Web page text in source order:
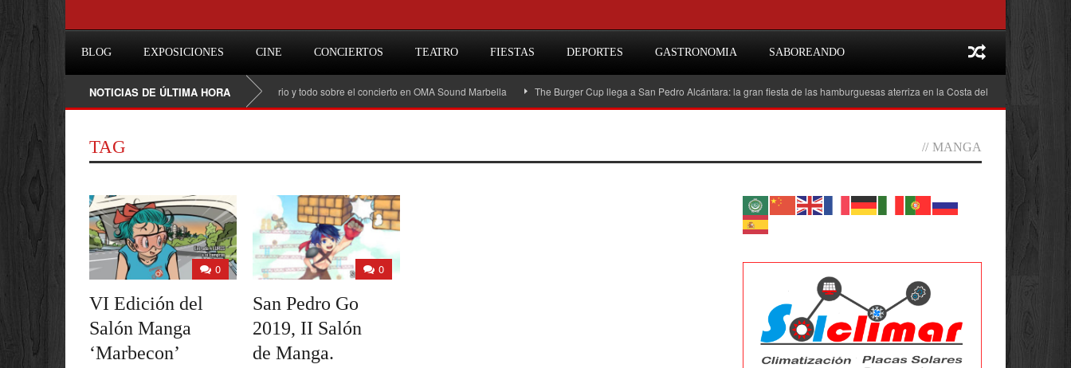
BLOG EXPOSICIONES CINE CONCIERTOS TEATRO FIESTAS DEPORTES GASTRONOMIA SABOREANDO
NOTICIAS DE ÚLTIMA HORA
Raule en Marbella 2026: fecha, entradas, horario y todo sobre el concierto en OMA Sound Marbella The Burger Cup llega a San Pedro Alcántara: la gran fiesta de las hamburguesas aterriza en la Costa del Sol
TAG // MANGA
0
VI Edición del
Salón Manga
‘Marbecon’
0
San Pedro Go
2019, II Salón
de Manga.